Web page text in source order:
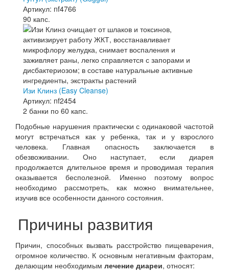
Артикул: nf4766
90 капс.
Изи Клинз (Easy Cleanse)
Артикул: nf2454
2 банки по 60 капс.
Подобные нарушения практически с одинаковой частотой
могут встречаться как у ребенка, так и у взрослого
человека. Главная опасность заключается в
обезвоживании. Оно наступает, если диарея
продолжается длительное время и проводимая терапия
оказывается бесполезной. Именно поэтому вопрос
необходимо рассмотреть, как можно внимательнее,
изучив все особенности данного состояния.
Причины развития
Причин, способных вызвать расстройство пищеварения,
огромное количество. К основным негативным факторам,
делающим необходимым лечение диареи, относят: